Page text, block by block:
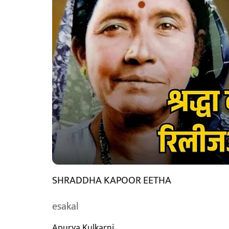
SHRADDHA KAPOOR EETHA
esakal